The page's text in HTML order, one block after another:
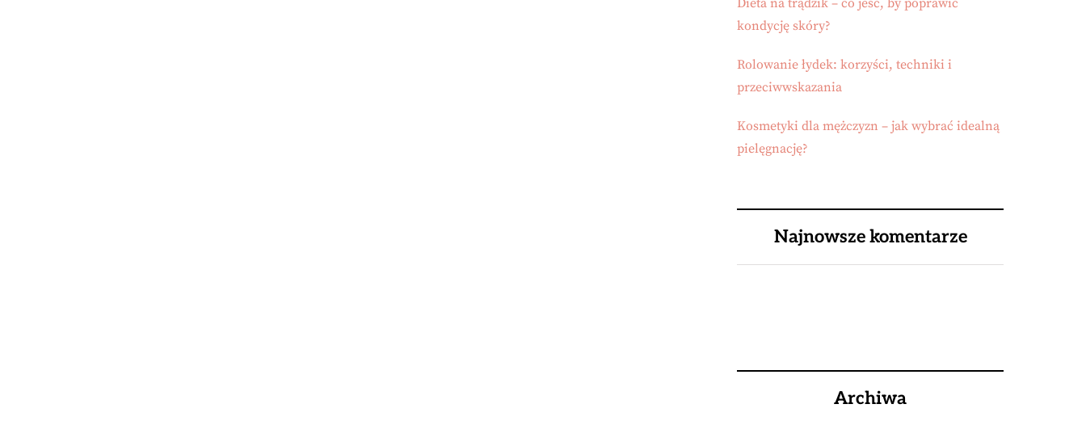
Dieta na trądzik – co jeść, by poprawić
kondycję skóry?
Rolowanie łydek: korzyści, techniki i
przeciwwskazania
Kosmetyki dla mężczyzn – jak wybrać idealną
pielęgnację?
Najnowsze komentarze
Archiwa